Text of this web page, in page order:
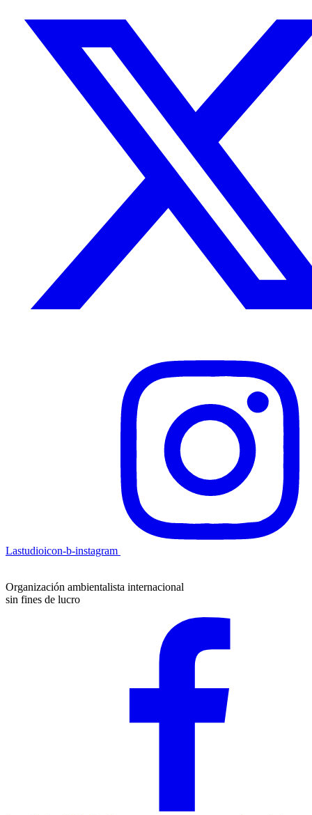
Lastudioicon-b-instagram
Organización ambientalista internacional
sin fines de lucro